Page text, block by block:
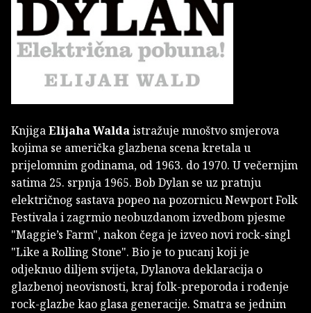
KnjigaElijaha Waldaistražuje mnoštvo smjerova
kojima se američka glazbena scena kretala u
prijelomnim godinama, od 1963. do 1970. U večernjim
satima 25. srpnja 1965. Bob Dylan se uz pratnju
električnog sastava popeo na pozornicu Newport Folk
Festivala i zagrmio neobuzdanom izvedbom pjesme
"Maggie’s Farm", nakon čega je izveo novi rock-singl
"Like a Rolling Stone". Bio je to pucanj koji je
odjeknuo diljem svijeta, Dylanova deklaracija o
glazbenoj neovisnosti, kraj folk-preporoda i rođenje
rock-glazbe kao glasa generacije. Smatra se jednim